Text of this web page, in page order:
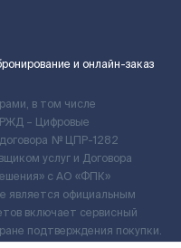
и онлайн-заказ
в том числе
– Цифровые
№ ЦПР-1282
услуг и Договора
c АО «ФПК»
является официальным
включает сервисный
подтверждения покупки.